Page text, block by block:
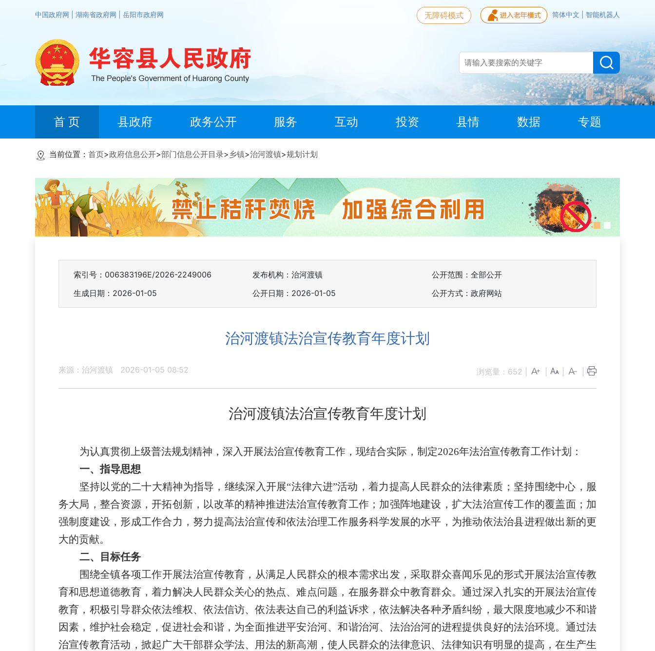
中国政府网 湖南省政府网 岳阳市政府网 简体中文 智能机器人
无障碍模式
首 页 县政府 政务公开 服务 互动 投资 县情 数据 专题
当前位置： 首页>政府信息公开>部门信息公开目录> 乡镇>治河渡镇>规划计划
索引号：006383196E/2026-2249006 发布机构：治河渡镇
公开范围：全部公开
生成日期：2026-01-05
公开日期：2026-01-05 公开方式：政府网站
治河渡镇法治宣传教育年度计划
来源：治河渡镇 2026-01-05 08:52 浏览量： 652
治河渡镇法治宣传教育年度计划
为认真贯彻上级普法规划精神，深入开展法治宣传教育工作，现结合实际，制定2026年法治宣传教育工作计划 ：
一、指导思想
坚持以党的二十大精神为指导，继续深入开展“法律六进”活动，着力提高人民群众的法律素质；坚持围绕中心，服
务大局，整合资源，开拓创新，以改革的精神推进法治宣传教育工作；加强阵地建设，扩大法治宣传工作的覆盖面；加
强制度建设，形成工作合力，努力提高法治宣传和依法治理工作服务科学发展的水平， 为推动依法治县进程做出新的更
大的贡献。
二、目标任务
围绕全镇各项工作开展法治宣传教育，从满足人民群众的根本需求出发，采取群众喜闻乐见的形式开展法治宣传教
育和思想道德教育，着力解决人民群众关心的热点、难点问题，在服务群众中教育群众。通过深入扎实的开展法治宣传
教育，积极引导群众依法维权、依法信访、依法表达自己的利益诉求，依法解决各种矛盾纠纷，最大限度地减少不和谐
因素，维护社会稳定，促进社会和谐，为全面推进平安治河、和谐治河、法治治河的进程提供良好的法治环境。通过法
治宣传教育活动，掀起广大干部群众学法、用法的新高潮，使人民群众的法律意识、法律知识有明显的提高，在生产生